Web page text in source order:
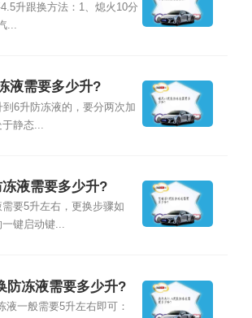
升跟换方法：1、熄火10分
...
液需要多少升?
6升防冻液的，要分两次加
静态...
液需要多少升?
要5升左右，更换步骤如
一键启动键...
防冻液需要多少升?
液一般需要5升左右即可：